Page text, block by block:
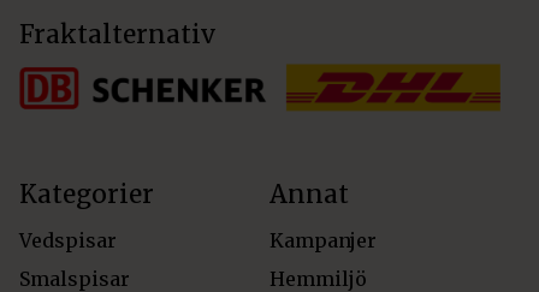
Fraktalternativ
Kategorier
Vedspisar
Smalspisar
Annat
Kampanjer
Hemmiljö